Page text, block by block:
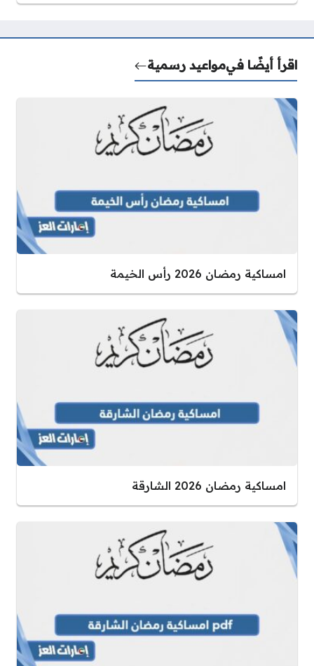
اقرأ أيضًا فيمواعيد رسمية
امساكية رمضان 2026 رأس الخيمة
امساكية رمضان 2026 الشارقة